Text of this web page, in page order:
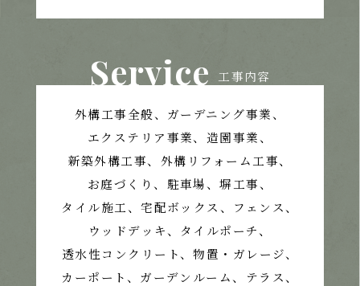
Service 工事内容
外構工事全般、ガーデニング事業、
エクステリア事業、造園事業、
新築外構工事、外構リフォーム工事、
お庭づくり、 駐車場、塀工事、
タイル施工、宅配ボックス、フェンス、
ウッドデッキ、タイルポーチ、
透水性コンクリート、物置・ガレージ、
カーポート、ガーデンルーム、テラス、